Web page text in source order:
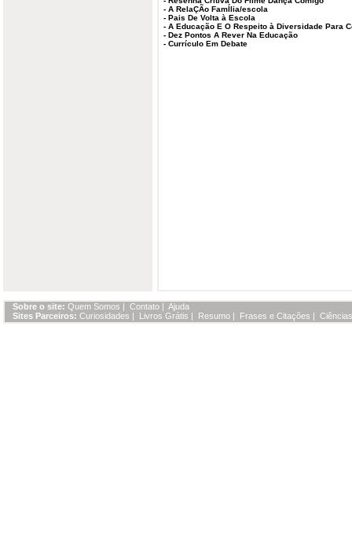
- A RelaÇÃo FamÍlia/escola
- Pais De Volta à Escola
- A Educação E O Respeito à Diversidade Para
- Dez Pontos A Rever Na Educação
- Currículo Em Debate
Sobre o site: Quem Somos | Contato | Ajuda
Sites Parceiros: Curiosidades | Livros Grátis | Resumo | Frases e Citações |